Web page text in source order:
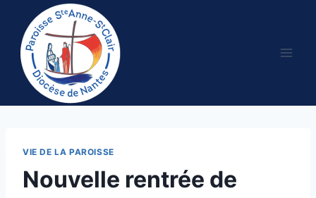
contenu
VIE DE LA PAROISSE
Nouvelle rentrée de